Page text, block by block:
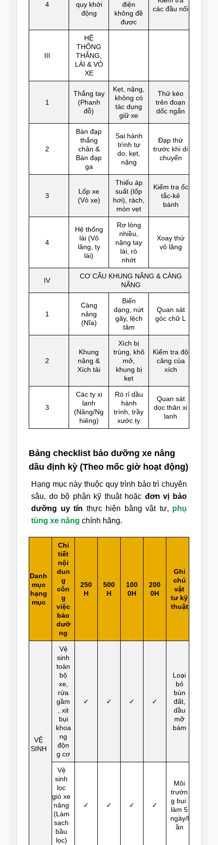
4
quy khởi
động
điện
không đề
được
các đầu nối
III
HỆ
THỐNG
THẮNG,
LÁI & VỎ
XE
1
Thắng tay
(Phanh
đỗ)
Kẹt, nặng,
không có
tác dụng
giữ xe
Thử kéo
trên đoạn
dốc ngắn
2
Bàn đạp
thắng
chân &
Bàn đạp
ga
Sai hành
trình tự
do, kẹt,
nặng
Đạp thử
trước khi di
chuyển
3
Lốp xe
(Vỏ xe)
Thiếu áp
suất (lốp
hơi), rách,
mòn vẹt
Kiểm tra ốc
tắc-kê
bánh
4
Hệ thống
lái (Vô
lăng, ty
lái)
Rơ lỏng
nhiều,
nặng tay
lái, rò
nhớt
Xoay thử
vô lăng
IV
CƠ CẤU KHUNG NÂNG & CÀNG
NÂNG
1
Càng
nâng
(Nĩa)
Biến
dạng, nứt
gãy, lệch
tâm
Quan sát
góc chữ L
2
Khung
nâng &
Xích tải
Xích bị
trùng, khô
mỡ,
khung bị
kẹt
Kiểm tra độ
căng của
xích
3
Các ty xi
lanh
(Nâng/Ng
hiêng)
Rò rỉ dầu
hành
trình, trầy
xước ty
Quan sát
dọc thân xi
lanh
Bảng checklist bảo dưỡng xe nâng
dầu định kỳ (Theo mốc giờ hoạt động)
Hạng mục này thuộc quy trình bảo trì chuyên
sâu, do bộ phận kỹ thuật hoặc đơn vị bảo
dưỡng uy tín thực hiện bằng vật tư, phụ
tùng xe nâng chính hãng.
Danh
mục
hạng
mục
Chi
tiết
nội
dun
g
côn
g
việc
bảo
dưỡ
ng
250
H
500
H
100
0H
200
0H
Ghi
chú
vật
tư kỹ
thuật
VỆ
SINH
Vệ
sinh
toàn
bộ
xe,
rửa
gầm
, xịt
bụi
khoa
ng
độn
g cơ
✓ ✓ ✓ ✓
Loại
bỏ
bùn
đất,
dầu
mỡ
bám
Vệ
sinh
lọc
gió xe
nâng
(Làm
sạch
bầu
lọc)
✓ ✓ ✓ ✓
Môi
trườn
g bụi:
làm 5
ngày/l
ần